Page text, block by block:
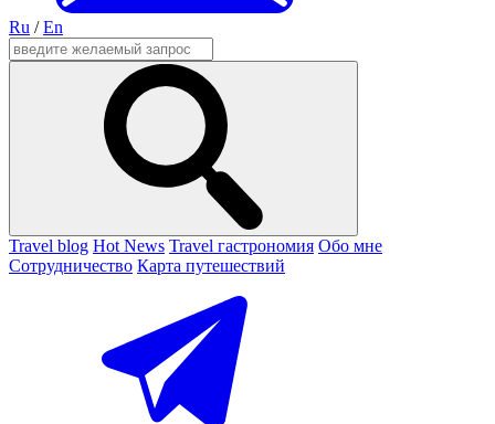
Ru /En
Travel blog Hot News Travel гастрономия Обо мне
Сотрудничество Карта путешествий